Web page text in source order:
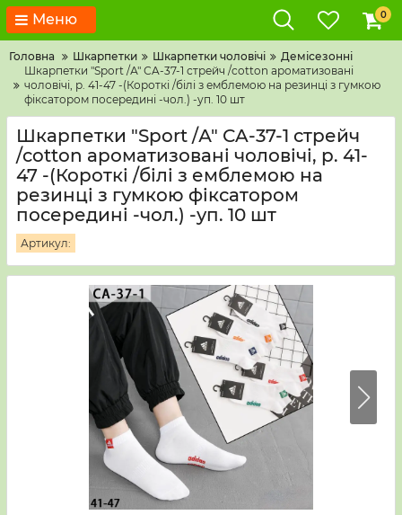
Меню 0
Головна Шкарпетки Шкарпетки чоловічі
Демісезонні
Шкарпетки "Sport /А" СA-37-1 стрейч /cotton ароматизовані
чоловічі, р. 41-47 -(Короткі /білі з емблемою на резинці з гумкою
фіксатором посередині -чол.) -уп. 10 шт
Шкарпетки "Sport /А" СA-37-1 стрейч
/cotton ароматизовані чоловічі, р. 41-
47 -(Короткі /білі з емблемою на
резинці з гумкою фіксатором
посередині -чол.) -уп. 10 шт
Артикул: